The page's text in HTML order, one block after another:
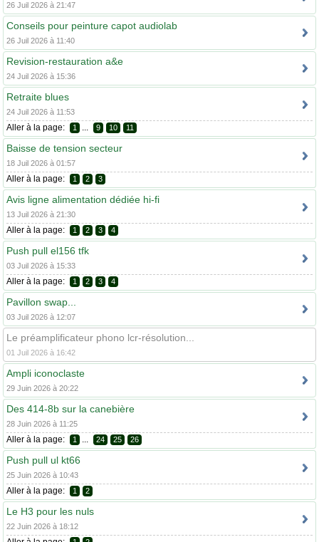
26 Juil 2026 à 21:47
Conseils pour peinture capot audiolab
26 Juil 2026 à 11:40
Revision-restauration a&e
24 Juil 2026 à 15:36
Retraite blues
24 Juil 2026 à 11:53
Aller à la page: 1 ... 9 10 11
Baisse de tension secteur
18 Juil 2026 à 01:57
Aller à la page: 1 2 3
Avis ligne alimentation dédiée hi-fi
13 Juil 2026 à 21:30
Aller à la page: 1 2 3 4
Push pull el156 tfk
03 Juil 2026 à 15:33
Aller à la page: 1 2 3 4
Pavillon swap...
03 Juil 2026 à 12:07
Le préamplificateur phono lcr-résolution...
01 Juil 2026 à 16:42
Ampli iconoclaste
29 Juin 2026 à 20:22
Des 414-8b sur la canebière
28 Juin 2026 à 11:25
Aller à la page: 1 ... 24 25 26
Push pull ul kt66
25 Juin 2026 à 10:43
Aller à la page: 1 2
Le H3 pour les nuls
22 Juin 2026 à 18:12